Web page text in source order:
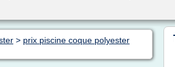
> prix piscine coque polyester